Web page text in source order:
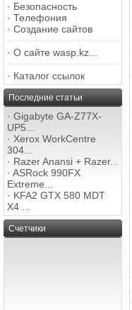
· Безопасность
· Телефония
· Создание сайтов
· О сайте wasp.kz...
· Каталог ссылок
Последние статьи
· Gigabyte GA-Z77X-
UP5...
· Xerox WorkCentre
304...
· Razer Anansi + Razer...
· ASRock 990FX
Extreme...
· KFA2 GTX 580 MDT
X4 ...
Счетчики